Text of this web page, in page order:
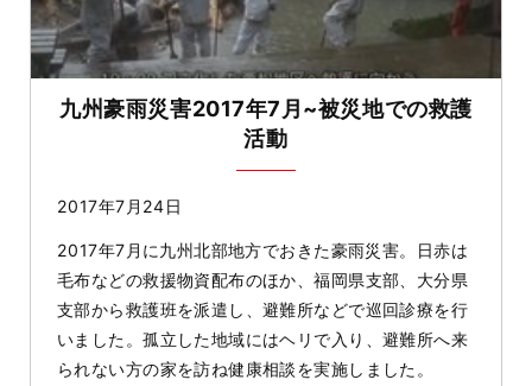
九州豪雨災害2017年7月~被災地での救護
活動
2017年7月24日
2017年7月に九州北部地方でおきた豪雨災害。日赤は
毛布などの救援物資配布のほか、福岡県支部、大分県
支部から救護班を派遣し、避難所などで巡回診療を行
いました。孤立した地域にはヘリで入り、避難所へ来
られない方の家を訪ね健康相談を実施しました。